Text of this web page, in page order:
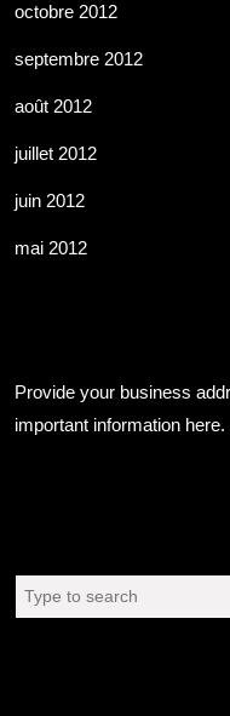
octobre 2012
septembre 2012
août 2012
juillet 2012
juin 2012
mai 2012
Provide your business
important information here.
for: